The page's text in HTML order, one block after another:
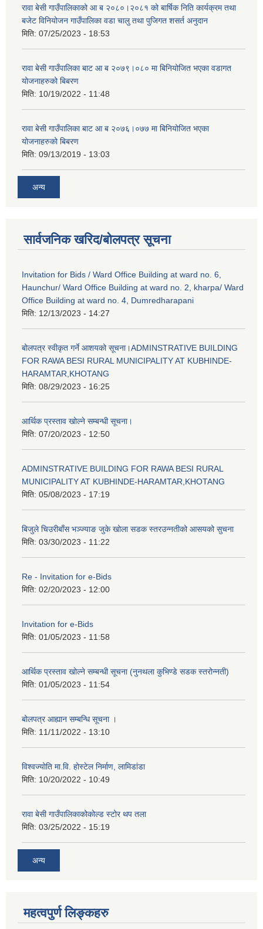
रावा बेसी गाउँपालिकाको आ ब २०८०।२०८१ को बार्षिक निति कार्यक्रम तथा
बजेट विनियोजन गाउँपालिका वडा चालु तथा पुजिगत शसर्त अनुदान
मिति: 07/25/2023 - 18:53
रावा बेसी गाउँपालिका बाट आ ब २०७९।०८० मा बिनियोजित भएका वडागत
योजनाहरुको बिबरण
मिति: 10/19/2022 - 11:48
रावा बेसी गाउँपालिका बाट आ ब २०७६।०७७ मा बिनियोजित भएका
योजनाहरुको बिबरण
मिति: 09/13/2019 - 13:03
अन्य
सार्वजनिक खरिद/बोलपत्र सूचना
Invitation for Bids / Ward Office Building at ward no. 6,
Haunchur/ Ward Office Building at ward no. 2, kharpa/ Ward
Office Building at ward no. 4, Dumredharapani
मिति: 12/13/2023 - 14:27
बोलपत्र स्वीकृत गर्ने आशयको सूचना।ADMINSTRATIVE BUILDING
FOR RAWA BESI RURAL MUNICIPALITY AT KUBHINDE-
HARAMTAR,KHOTANG
मिति: 08/29/2023 - 16:25
आर्थिक प्रस्ताव खोल्ने सम्बन्धी सूचना।
मिति: 07/20/2023 - 12:50
ADMINSTRATIVE BUILDING FOR RAWA BESI RURAL
MUNICIPALITY AT KUBHINDE-HARAMTAR,KHOTANG
मिति: 05/08/2023 - 17:19
बिजुले चिउरीबाँस भञ्ज्याङ जुके खोला सडक स्तरउन्नतीको आसयको सुचना
मिति: 03/30/2023 - 11:22
Re - Invitation for e-Bids
मिति: 02/20/2023 - 12:00
Invitation for e-Bids
मिति: 01/05/2023 - 11:58
आर्थिक प्रस्ताव खोल्ने सम्बन्धी सूचना (नुनथला कुभिण्डे सडक स्तरोन्नती)
मिति: 01/05/2023 - 11:54
बोलपत्र आह्यान सम्बन्धि सूचना ।
मिति: 11/11/2022 - 13:10
विश्वज्योति मा.वि. होस्टेल निर्माण, लामिडांडा
मिति: 10/20/2022 - 10:49
रावा बेसी गाउँपालिकाकोकोल्ड स्टोर थप तला
मिति: 03/25/2022 - 15:19
अन्य
महत्वपुर्ण लिङ्कहरु